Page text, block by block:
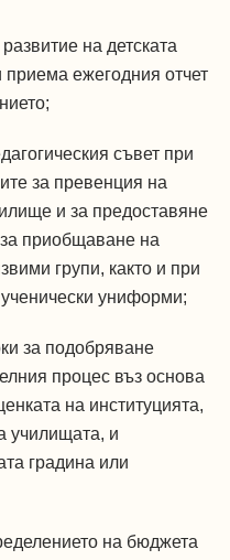
на детската
ежегодния отчет
съвет при
за превенция на
и за предоставяне
приобщаване на
групи, както и при
униформи;
за подобряване
процес въз основа
на институцията,
училищата, и
градина или
на бюджета